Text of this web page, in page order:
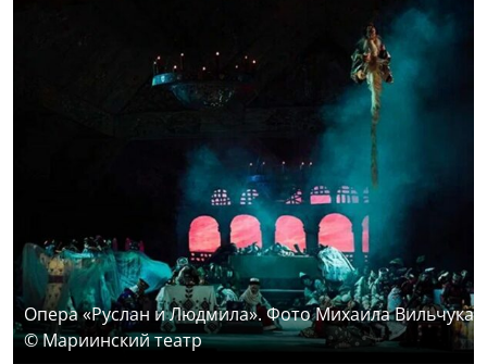
Опера «Руслан и Людмила». Фото Михаила Вильчука
© Мариинский театр